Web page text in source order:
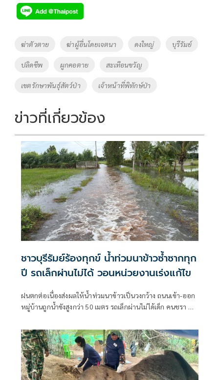
e
b
o
o
k
tt
er
p
y
Li
k
Tags
ฆ่าตัวตาย ฆ่าผู้อื่นโดยเจตนา ดงใหญ่ บุรีรัมย์
ปลิดชีพ ผูกคอตาย สะเทือนขวัญ
เขตรักษาพันธุ์สัตว์ป่า เจ้าหน้าที่พิทักษ์ป่า
ข่าวที่เกี่ยวข้อง
ชาวบุรีรัมย์ร้องทุกข์ น้ำท่วมนาข้าวซ้ำซากทุก
ปี รถเล็กผ่านไม่ได้ วอนหน่วยงานเร่งแก้ไข
ฝนตกต่อเนื่องส่งผลให้น้ำท่วมนาข้าวเป็นวงกว้าง ถนนเข้า-ออก
หมู่บ้านถูกน้ำขังสูงกว่า 50 เมตร รถเล็กผ่านไม่ได้เด็ก คนชรา ผู้
หน่วยงานที่เกี่ยวข้องแก้ไข ขณะ อบต.เคยเสนอของบมาวาง
บล็อกคอนเวิร์สแก้ปัญหาระยะยาว แต่ถูกโยกไปที่อื่น เตรียม
หางบทำถนนให้สูงขึ้นบรรเทาความเดือดร้อน